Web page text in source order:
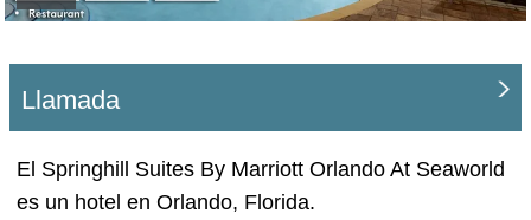
Llamada
El Springhill Suites By Marriott Orlando At Seaworld
es un hotel en Orlando, Florida.